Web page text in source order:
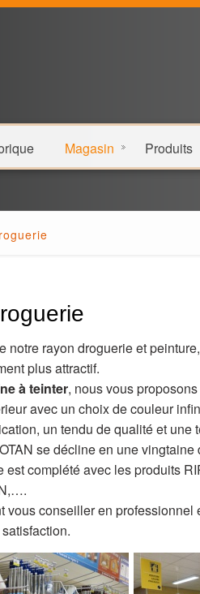
Magasin Produits
notre rayon droguerie et
plus attractif.
à teinter, nous vous
avec un choix de couleur
un tendu de qualité et
se décline en une vingtaine
est complété avec les produits
vous conseiller en